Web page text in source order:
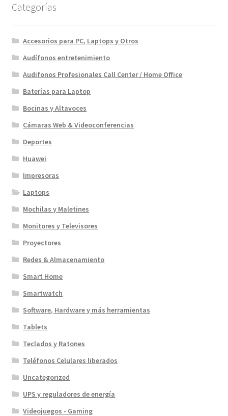
Categorías
Accesorios para PC, Laptops y Otros
Audífonos entretenimiento
Audifonos Profesionales Call Center / Home Office
Baterías para Laptop
Bocinas y Altavoces
Cámaras Web & Videoconferencias
Deportes
Huawei
Impresoras
Laptops
Mochilas y Maletines
Monitores y Televisores
Proyectores
Redes & Almacenamiento
Smart Home
Smartwatch
Software, Hardware y más herramientas
Tablets
Teclados y Ratones
Teléfonos Celulares liberados
Uncategorized
UPS y reguladores de energía
Videojuegos - Gaming